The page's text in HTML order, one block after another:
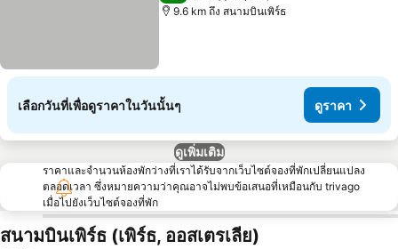
9.6 km ถึง สนามบินเพิร์ธ
เลือกวันที่เพื่อดูราคาในวันนั้นๆ ดูราคา
ดูเพิ่มเติม
ราคาและจำนวนห้องพักว่างที่เราได้รับจากเว็บไซต์จองที่พักเปลี่ยนแปลง
ตลอดเวลา ซึ่งหมายความว่าคุณอาจไม่พบข้อเสนอที่เหมือนกับ trivago
เมื่อไปยังเว็บไซต์จองที่พัก
สนามบินเพิร์ธ (เพิร์ธ, ออสเตรเลีย)